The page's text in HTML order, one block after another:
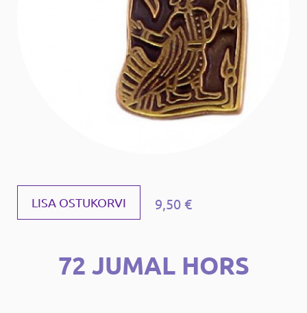
LISA OSTUKORVI 9,50 €
72 JUMAL HORS